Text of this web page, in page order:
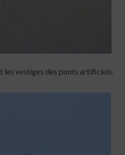
les vestiges des ponts artificiels.